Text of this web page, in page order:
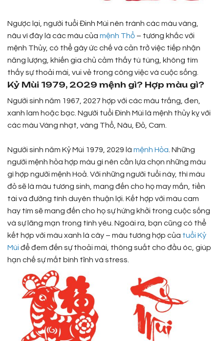
Ngược lại, người tuổi Đinh Mùi nên tránh các màu vàng,
nâu vì đây là các màu của mệnh Thổ – tương khắc với
mệnh Thủy, có thể gây ức chế và cản trở việc tiếp nhận
năng lượng, khiến gia chủ cảm thấy tù túng, không tìm
thấy sự thoải mái, vui vẻ trong công việc và cuộc sống.
Kỷ Mùi 1979, 2029 mệnh gì? Hợp màu gì?
Người sinh năm 1967, 2027 hợp với các màu trắng, đen,
xanh lam hoặc bạc. Người tuổi Đinh Mùi là mệnh thủy kỵ với
các màu Vàng nhạt, vàng Thổ, Nâu, Đỏ, Cam.
Người sinh năm Kỷ Mùi 1979, 2029 là mệnh Hỏa. Những
người mệnh hỏa hợp màu gì nên cần lựa chọn những màu
gì hợp người mệnh Hoả. Với những người tuổi này, thì màu
đỏ sẽ là màu tương sinh, mang đến cho họ may mắn, tiền
tài và đường tình duyên thuận lợi. Kết hợp với màu cam
hay tím sẽ mang đến cho họ sự hứng khởi trong cuộc sống
và sự lãng mạn trong tình yêu. Ngoài ra, bạn cũng có thể
kết hợp với màu xanh lá cây – màu tương hợp của tuổi Kỷ
Mùi để đem đến sự thoải mái, thông suất cho đầu óc, giúp
hạn chế sự mất bình tĩnh và stress.